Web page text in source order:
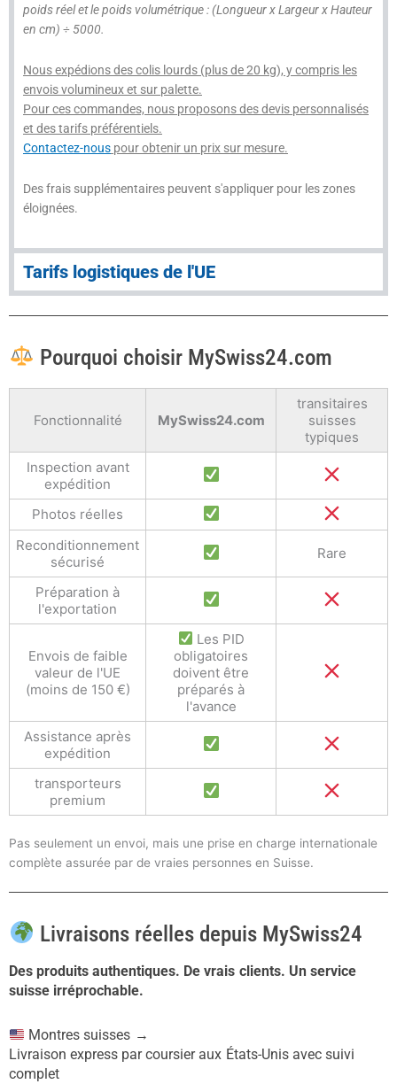
poids réel et le poids volumétrique : (Longueur x Largeur x Hauteur
en cm) ÷ 5000.
Nous expédions des colis lourds (plus de 20 kg), y compris les
envois volumineux et sur palette.
Pour ces commandes, nous proposons des devis personnalisés
et des tarifs préférentiels.
Contactez-nous pour obtenir un prix sur mesure.
Des frais supplémentaires peuvent s'appliquer pour les zones
éloignées.
Tarifs logistiques de l'UE
Pourquoi choisir MySwiss24.com
Fonctionnalité MySwiss24.com
transitaires
suisses
typiques
Inspection avant
expédition
Photos réelles
Reconditionnement
sécurisé
Rare
Préparation à
l'exportation
Envois de faible
valeur de l'UE
(moins de 150 €)
Les PID
obligatoires
doivent être
préparés à
l'avance
Assistance après
expédition
transporteurs
premium
Pas seulement un envoi, mais une prise en charge internationale
complète assurée par de vraies personnes en Suisse.
Livraisons réelles depuis MySwiss24
Des produits authentiques. De vrais clients. Un service
suisse irréprochable.
Montres suisses →
Livraison express par coursier aux États-Unis avec suivi
complet